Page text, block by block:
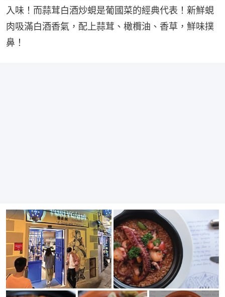
入味！而蒜茸白酒炒蜆是葡國菜的經典代表！新鮮蜆
肉吸滿白酒香氣，配上蒜茸、橄欖油、香草，鮮味撲
鼻！